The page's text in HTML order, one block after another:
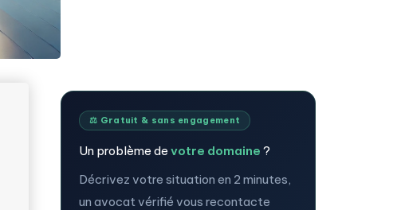
⚖️ Gratuit & sans engagement
Un problème de votre domaine ?
Décrivez votre situation en 2 minutes,
un avocat vérifié vous recontacte